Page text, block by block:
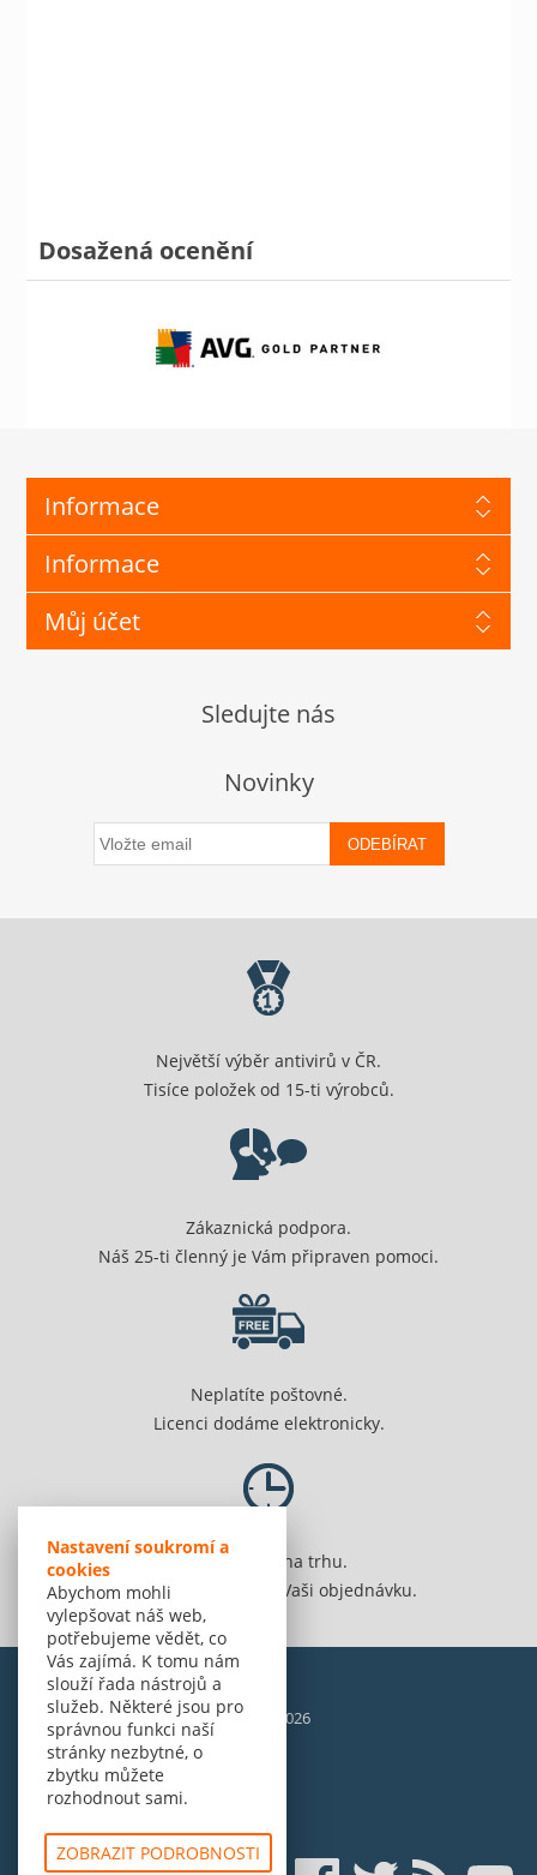
Nastavení soukromí a
cookies
Abychom mohli
vylepšovat náš web,
potřebujeme vědět, co
Vás zajímá. K tomu nám
slouží řada nástrojů a
služeb. Některé jsou pro
správnou funkci naší
stránky nezbytné, o
zbytku můžete
rozhodnout sami.
ZOBRAZIT PODROBNOSTI
Dosažená ocenění
Informace
Informace
Můj účet
Sledujte nás
Novinky
ODEBÍRAT
Největší výběr antivirů v ČR.
Tisíce položek od 15-ti výrobců.
Zákaznická podpora.
Náš 25-ti členný je Vám připraven pomoci.
Neplatíte poštovné.
Licenci dodáme elektronicky.
Jsme 20 let na trhu.
Spolehlivě vyřídíme Vaši objednávku.
© Amenit Software Solutions, 1998 - 2026
Powered bynopCommerce